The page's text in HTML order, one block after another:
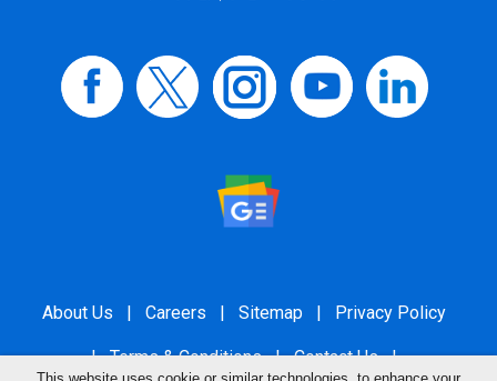
About Us | Careers | Sitemap | Privacy Policy
| Terms & Conditions | Contact Us |